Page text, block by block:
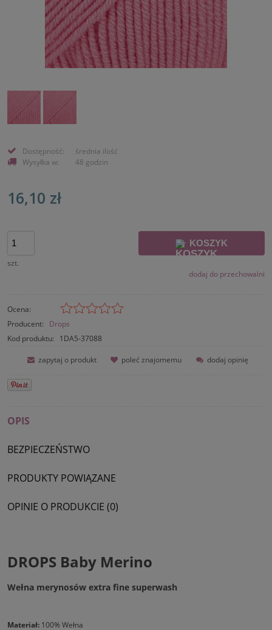
Dostępność:
średnia ilość
Wysyłka w:
48 godzin
16,10 zł
szt.
KOSZYK
dodaj do przechowalni
Ocena:
Producent:
Drops
Kod produktu:
1DA5-37088
zapytaj o produkt poleć znajomemu dodaj opinię
OPIS
BEZPIECZEŃSTWO
PRODUKTY POWIĄZANE
OPINIE O PRODUKCIE (0)
DROPS Baby Merino
Wełna merynosów extra fine superwash
Materiał: 100% Wełna